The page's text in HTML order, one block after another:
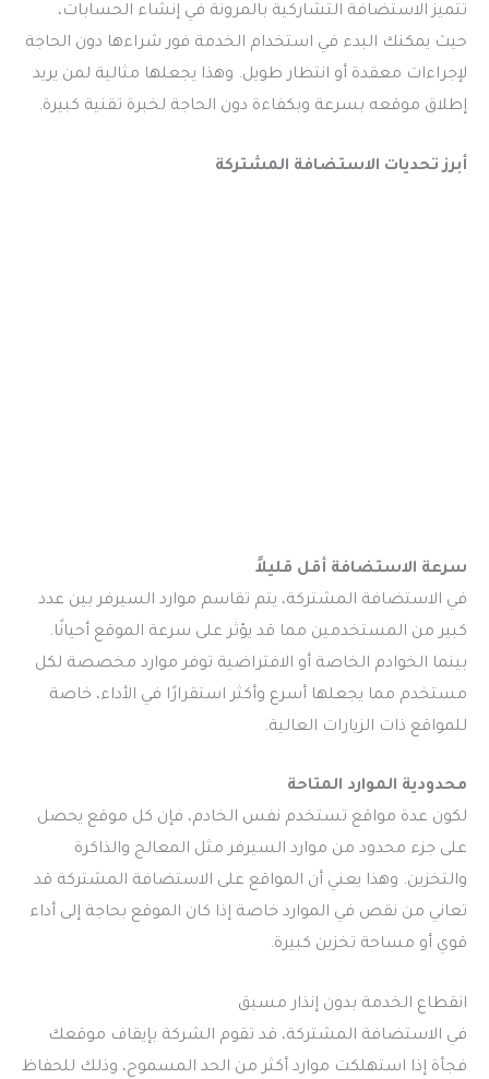
تتميز الاستضافة التشاركية بالمرونة في إنشاء الحسابات،
حيث يمكنك البدء في استخدام الخدمة فور شراءها دون الحاجة
لإجراءات معقدة أو انتظار طويل. وهذا يجعلها مثالية لمن يريد
إطلاق موقعه بسرعة وبكفاءة دون الحاجة لخبرة تقنية كبيرة.
أبرز تحديات الاستضافة المشتركة
سرعة الاستضافة أقل قليلاً
في الاستضافة المشتركة، يتم تقاسم موارد السيرفر بين عدد
كبير من المستخدمين مما قد يؤثر على سرعة الموقع أحيانًا.
بينما الخوادم الخاصة أو الافتراضية توفر موارد مخصصة لكل
مستخدم مما يجعلها أسرع وأكثر استقرارًا في الأداء، خاصة
للمواقع ذات الزيارات العالية.
محدودية الموارد المتاحة
لكون عدة مواقع تستخدم نفس الخادم، فإن كل موقع يحصل
على جزء محدود من موارد السيرفر مثل المعالج والذاكرة
والتخزين. وهذا يعني أن المواقع على الاستضافة المشتركة قد
تعاني من نقص في الموارد خاصة إذا كان الموقع بحاجة إلى أداء
قوي أو مساحة تخزين كبيرة.
انقطاع الخدمة بدون إنذار مسبق
في الاستضافة المشتركة، قد تقوم الشركة بإيقاف موقعك
فجأة إذا استهلكت موارد أكثر من الحد المسموح، وذلك للحفاظ